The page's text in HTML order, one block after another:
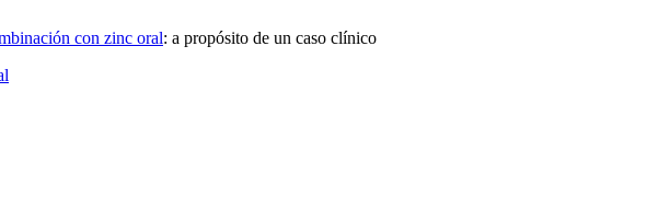
con zinc oral: a propósito de un caso clínico